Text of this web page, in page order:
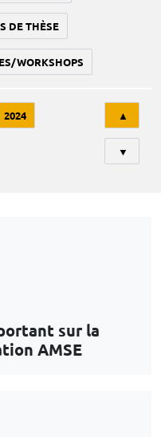
DE THÈSE
WORKSHOPS
2024 ▲
▼
sur la
AMSE